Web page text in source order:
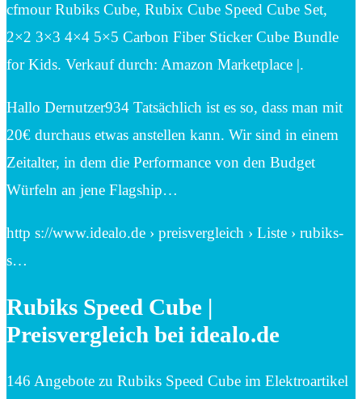
cfmour Rubiks Cube, Rubix Cube Speed Cube Set,
2×2 3×3 4×4 5×5 Carbon Fiber Sticker Cube Bundle
for Kids. Verkauf durch: Amazon Marketplace |.
Hallo Dernutzer934 Tatsächlich ist es so, dass man mit
20€ durchaus etwas anstellen kann. Wir sind in einem
Zeitalter, in dem die Performance von den Budget
Würfeln an jene Flagship…
http s://www.idealo.de › preisvergleich › Liste › rubiks-
s…
Rubiks Speed Cube |
Preisvergleich bei idealo.de
146 Angebote zu Rubiks Speed Cube im Elektroartikel